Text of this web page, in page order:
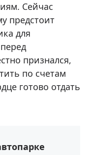
Сейчас
предстоит
для
признался,
по счетам
готово отдать